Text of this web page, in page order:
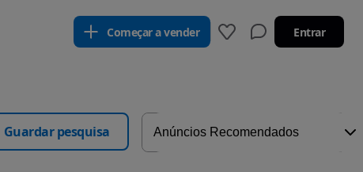
Começar a vender Entrar
Guardar pesquisa